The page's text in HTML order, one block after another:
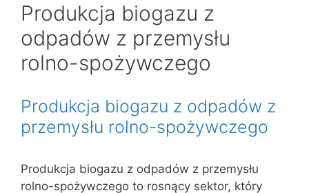
Produkcja biogazu z
odpadów z przemysłu
rolno-spożywczego
Produkcja biogazu z odpadów z
przemysłu rolno-spożywczego
Produkcja biogazu z odpadów z przemysłu
rolno-spożywczego to rosnący sektor, który